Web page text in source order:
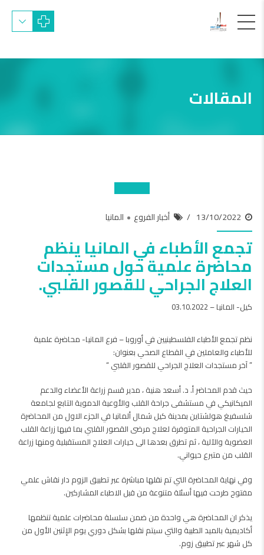
المقالات
13/10/2022 أخبار الفروع المانيا
تجمع الأطباء في المانيا ينظم
محاضرة علمية حول مستجدات
العلاج الجراحي للقصور القلبي.
كيل- المانيا – 03.10.2022
نظم تجمع الأطباء الفلسطينيين في أوروبا – فرع المانيا- محاضرة علمية
للأطباء والعاملين في القطاع الصحي بعنوان:
حيث قدم المحاضر أ. د. أسعد هنية ، مدير قسم زراعة الأعضاء والدعم
الميكانيكي في مستشفى جراحة القلب والأوعية الدموية التابع لجامعة
شلسفيغ هولشتاين بمدينة كيل شمال ألمانيا في الجزء الاول من المحاضرة
الخيارات الجراحية المتوفرة لعلاج مرضى القصور القلبي بما فيها زراعة القلب
العضوية والآلية ، ثم تطرق بعدها الى خيارات العلاج المستقبلية ومنها زراعة
القلب من متبرع حيواني.
وفي نهاية المحاضرة التي تم نقلها مباشرة عبر تطبيق الزوم دار نقاش علمي
مفتوح طرحت فيها أسئلة متنوعة من قبل الاطباء المشاركين.
يذكر ان المحاضرة هي واحدة من ضمن سلسلة محاضرات علمية تنظمها
أكاديمية بالميد الطبية والتي سيتم نقلها بشكل دوري يوم الإثنين الأول من
كل شهر عبر تطبيق زوم.